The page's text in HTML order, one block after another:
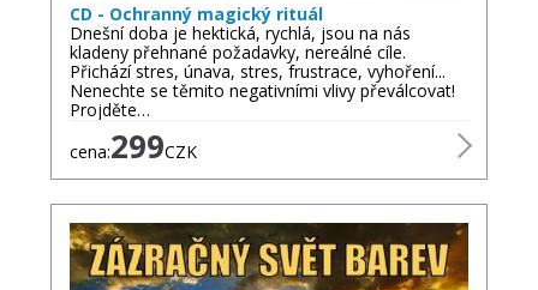
CD - Ochranný magický rituál
Dnešní doba je hektická, rychlá, jsou na nás
kladeny přehnané požadavky, nereálné cíle.
Přichází stres, únava, stres, frustrace, vyhoření...
Nenechte se těmito negativními vlivy převálcovat!
Projděte…
cena:299CZK